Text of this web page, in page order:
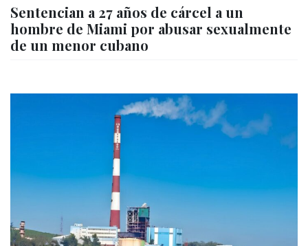
Sentencian a 27 años de cárcel a un
hombre de Miami por abusar sexualmente
de un menor cubano